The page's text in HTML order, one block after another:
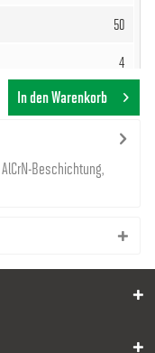
50
4
34,34 €
In den Warenkorb
Beschichtung,